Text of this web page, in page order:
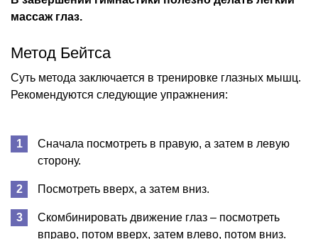
массаж глаз.
Метод Бейтса
Суть метода заключается в тренировке глазных мышц.
Рекомендуются следующие упражнения:
Сначала посмотреть в правую, а затем в левую
сторону.
Посмотреть вверх, а затем вниз.
Скомбинировать движение глаз – посмотреть
вправо, потом вверх, затем влево, потом вниз.